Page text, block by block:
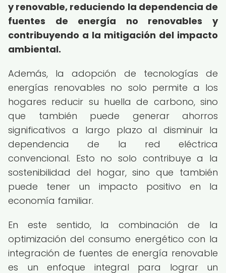
y renovable, reduciendo la dependencia de
fuentes de energía no renovables y
contribuyendo a la mitigación del impacto
ambiental.
Además, la adopción de tecnologías de
energías renovables no solo permite a los
hogares reducir su huella de carbono, sino
que también puede generar ahorros
significativos a largo plazo al disminuir la
dependencia de la red eléctrica
convencional. Esto no solo contribuye a la
sostenibilidad del hogar, sino que también
puede tener un impacto positivo en la
economía familiar.
En este sentido, la combinación de la
optimización del consumo energético con la
integración de fuentes de energía renovable
es un enfoque integral para lograr un